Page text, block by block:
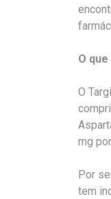
O
O
mg
Por
tem